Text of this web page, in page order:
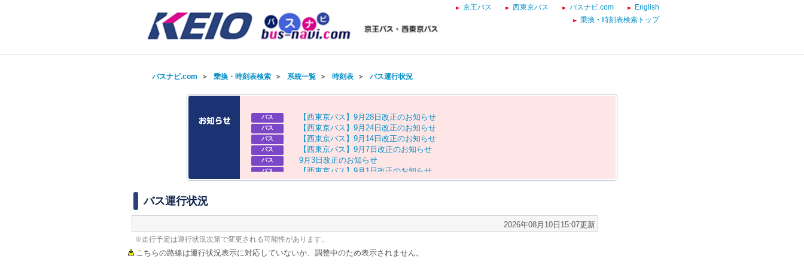
京王バス 西東京バス バスナビ.com
English
乗換・時刻表検索トップ
バスナビ.com ＞ 乗換・時刻表検索＞ 系統一覧＞ 時刻表＞ バス運行状況
バス 【西東京バス 】 9月 28 日 改正のお知 らせ
バス 【西東京バス 】 9月 24 日 改正のお知 らせ
バス 【西東京バス 】 9月 14 日 改正のお知 らせ
バス 【西東京バス 】 9月 7 日 改正のお知 らせ
バス 9月 3 日 改正のお知 らせ
バス 【西東京バス 】 9 月 1 日改正のお知 らせ
バス 9月1日改正のお知らせ
【京王バス】お盆ダイヤのお知らせ
バス運行状況
2026年08月10日15:07更新
※走行予定は運行状況次第で変更される可能性があります。
こちらの路線は運行状況表示に対応していないか、調整中のため表示されません。